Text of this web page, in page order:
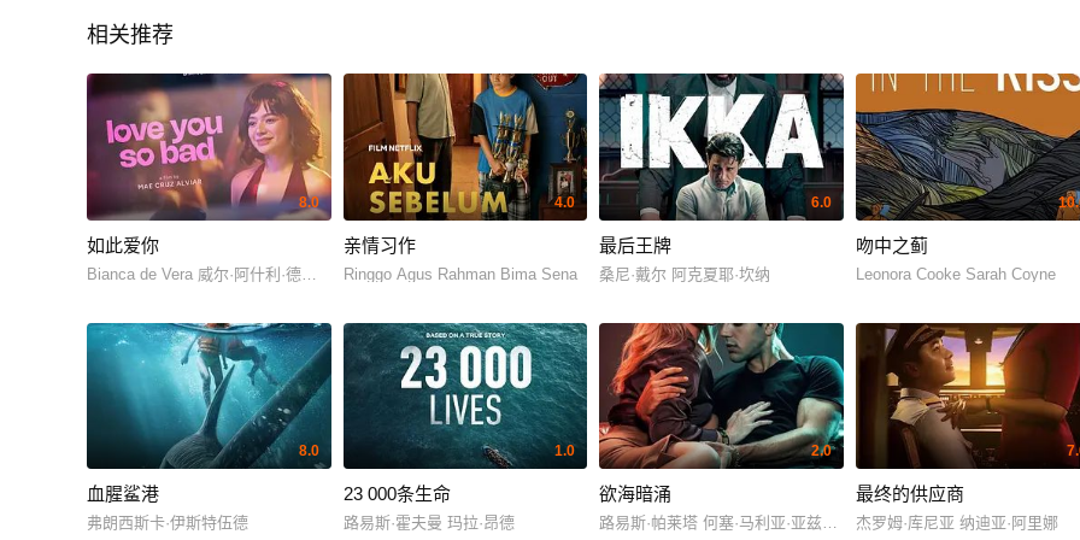
相关推荐
8.0
如此爱你
Bianca de Vera 威尔·阿什利·德莱昂
4.0
亲情习作
Ringgo Agus Rahman Bima Sena
6.0
最后王牌
桑尼·戴尔 阿克夏耶·坎纳
吻中之蓟
Leonora Cooke Sarah Coyne
8.0
血腥鲨港
弗朗西斯卡·伊斯特伍德
1.0
23 000条生命
路易斯·霍夫曼 玛拉·昂德
2.0
欲海暗涌
路易斯·帕莱塔 何塞·马利亚·亚兹皮克
最终的供应商
杰罗姆·库尼亚 纳迪亚·阿里娜